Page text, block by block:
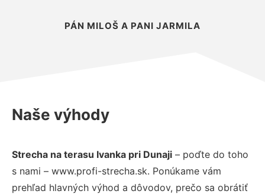
PÁN MILOŠ A PANI JARMILA
Naše výhody
Strecha na terasu Ivanka pri Dunaji – poďte do toho
s nami – www.profi-strecha.sk. Ponúkame vám
prehľad hlavných výhod a dôvodov, prečo sa obrátiť